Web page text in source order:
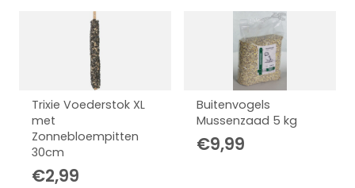
Trixie Voederstok XL
met
Zonnebloempitten
30cm
€2,99
Buitenvogels
Mussenzaad 5 kg
€9,99